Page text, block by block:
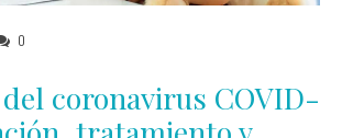
0
coronavirus COVID-